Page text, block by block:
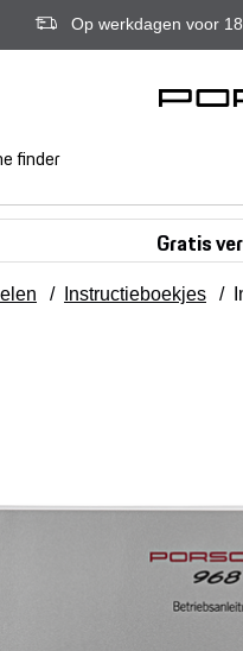
Op werkdagen voor
finder
Gratis
/ Instructieboekjes /